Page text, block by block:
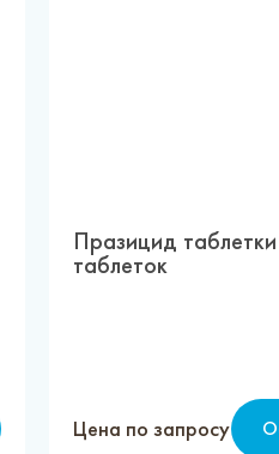
Празицид
таблеток
Цена по запросу